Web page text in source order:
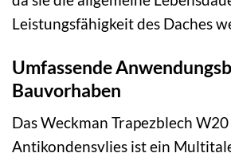
Leistungsfähigkeit des Daches
Umfassende
Bauvorhaben
Das Weckman Trapezblech
Antikondensvlies ist ein